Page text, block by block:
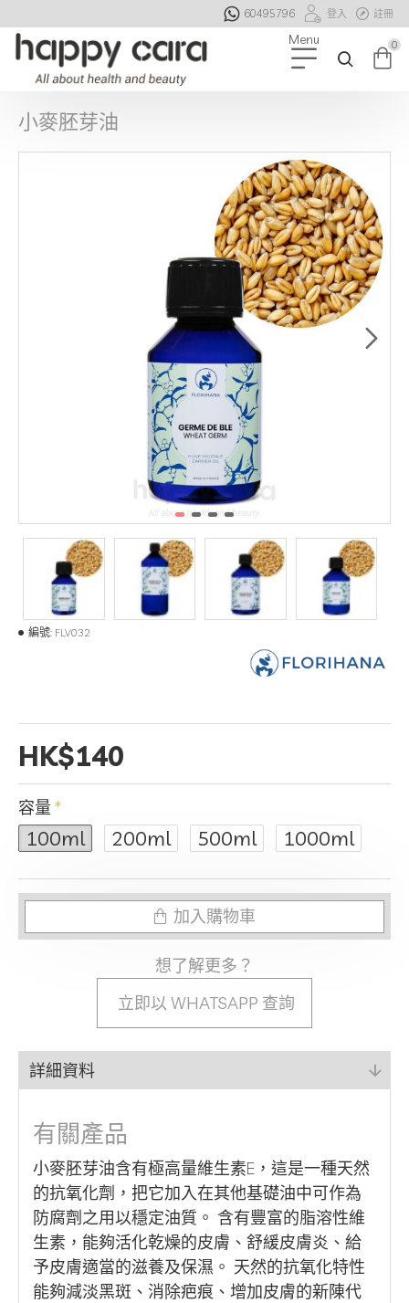
60495796 登入 註冊
0
小麥胚芽油
HK$140
編號: FLV032
容量
100ml 200ml 500ml 1000ml
加入購物車
想了解更多？
立即以 WHATSAPP 查詢
詳細資料
有關產品
小麥胚芽油含有極高量維生素E，這是一種天然
的抗氧化劑，把它加入在其他基礎油中可作為
防腐劑之用以穩定油質。 含有豐富的脂溶性維
生素，能夠活化乾燥的皮膚、舒緩皮膚炎、給
予皮膚適當的滋養及保濕。 天然的抗氧化特性
能夠減淡黑斑、消除疤痕、增加皮膚的新陳代